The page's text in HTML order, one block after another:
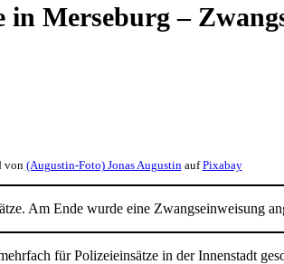
Merseburg –
von (Augustin-Foto) Jonas Augustin aufPixabay
Am Ende wurde eine Zwangseinweisung
für Polizeieinsätze in der Innenstadt